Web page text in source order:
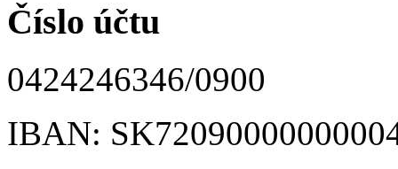
Číslo účtu
0424246346/0900
IBAN: